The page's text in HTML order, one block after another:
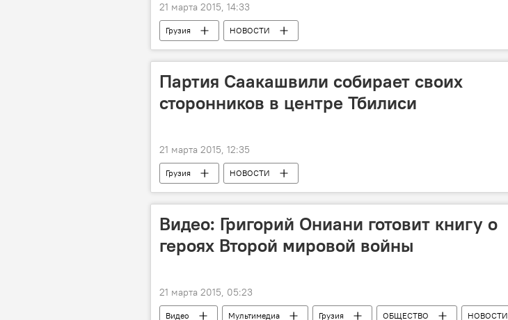
21 марта 2015, 14:33
Грузия НОВОСТИ
Партия Саакашвили собирает своих
сторонников в центре Тбилиси
21 марта 2015, 12:35
Грузия НОВОСТИ
Видео: Григорий Ониани готовит книгу о
героях Второй мировой войны
21 марта 2015, 05:23
Видео Мультимедиа Грузия ОБЩЕСТВО НОВОСТИ